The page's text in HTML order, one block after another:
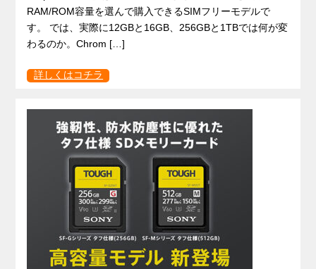
RAM/ROM容量を選んで購入できるSIMフリーモデルで
す。 では、実際に12GBと16GB、256GBと1TBでは何が変
わるのか。Chrom […]
詳しくはコチラ